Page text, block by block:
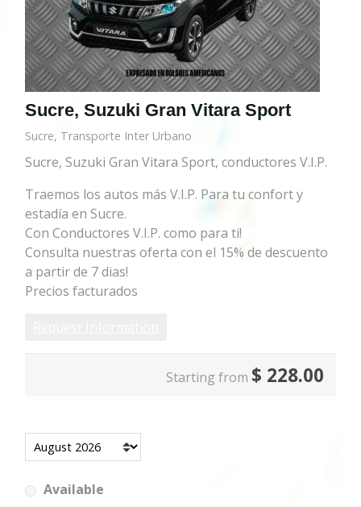
Sucre, Suzuki Gran Vitara Sport
Sucre, Transporte Inter Urbano
Sucre, Suzuki Gran Vitara Sport, conductores V.I.P.
Traemos los autos más V.I.P. Para tu confort y
estadía en Sucre.
Con Conductores V.I.P. como para ti!
Consulta nuestras oferta con el 15% de descuento
a partir de 7 dias!
Precios facturados
Starting from $ 228.00
Available